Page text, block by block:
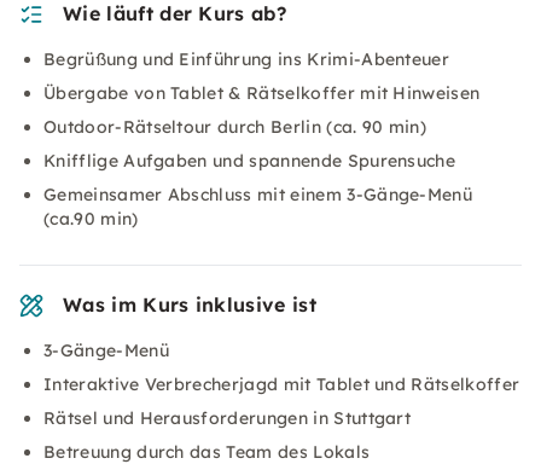
Wie läuft der Kurs ab?
Begrüßung und Einführung ins Krimi-Abenteuer
Übergabe von Tablet & Rätselkoffer mit Hinweisen
Outdoor-Rätseltour durch Berlin (ca. 90 min)
Knifflige Aufgaben und spannende Spurensuche
Gemeinsamer Abschluss mit einem 3-Gänge-Menü
(ca.90 min)
Was im Kurs inklusive ist
3-Gänge-Menü
Interaktive Verbrecherjagd mit Tablet und Rätselkoffer
Rätsel und Herausforderungen in Stuttgart
Betreuung durch das Team des Lokals